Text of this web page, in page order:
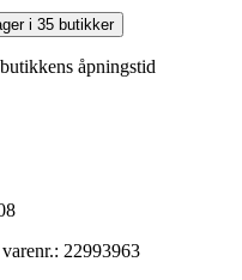
i 35 butikker
åpningstid
22993963